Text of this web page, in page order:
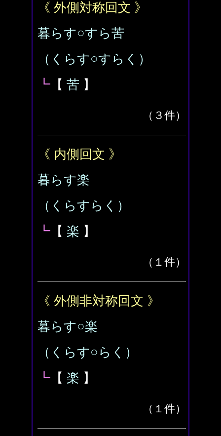
《 外側対称回文 》
暮らす○すら苦
（くらす○すらく）
┗ 【 苦 】
（３件）
《 内側回文 》
暮らす楽
（くらすらく）
┗ 【 楽 】
（１件）
《 外側非対称回文 》
暮らす○楽
（くらす○らく）
┗ 【 楽 】
（１件）